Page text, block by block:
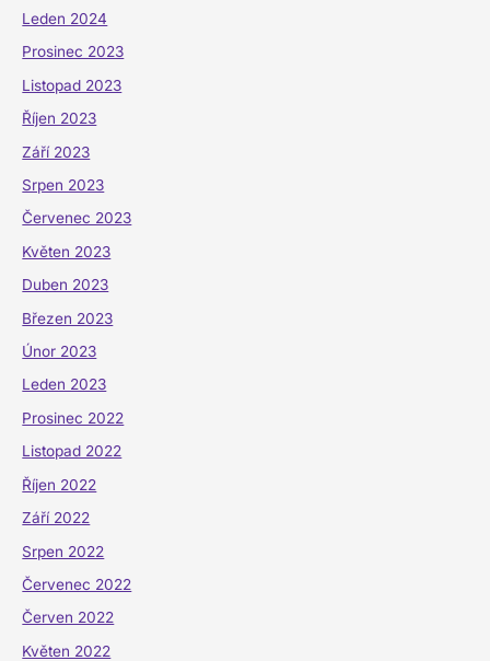
Leden 2024
Prosinec 2023
Listopad 2023
Říjen 2023
Září 2023
Srpen 2023
Červenec 2023
Květen 2023
Duben 2023
Březen 2023
Únor 2023
Leden 2023
Prosinec 2022
Listopad 2022
Říjen 2022
Září 2022
Srpen 2022
Červenec 2022
Červen 2022
Květen 2022